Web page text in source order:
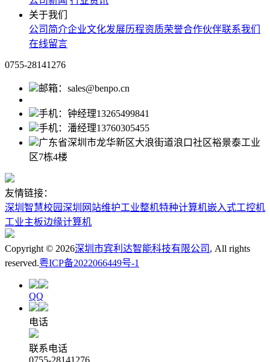
关于我们
公司简介企业文化发展历程资质荣誉合作伙伴联系我们
在线留言
0755-28141276
邮箱：sales@benpo.cn
手机：钟经理13265499841
手机：潘经理13760305455
广东省深圳市龙华新区大浪街道浪口社区裕景泰工业
区7栋4楼
友情链接：
深圳智慧校园深圳网站维护工业整机特种计算机嵌入式工控机
工业主板边缘计算机
Copyright © 2026深圳市宾利达智能科技有限公司 , All rights
reserved.粤ICP备2022066449号-1
QQ
电话
联系电话
0755-28141276